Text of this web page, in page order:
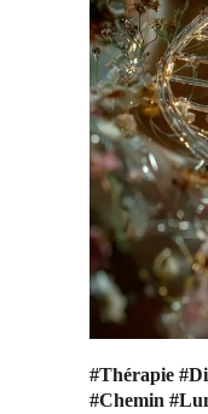
#Thérapie
#Chemin